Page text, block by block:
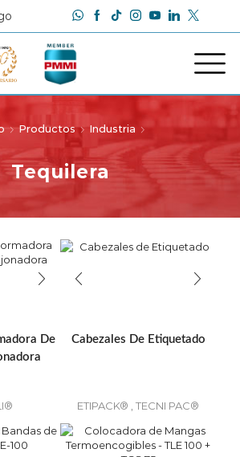
Productos Industria
Tequilera
De
Cabezales De Etiquetado
ETIPACK® TECNI PAC®